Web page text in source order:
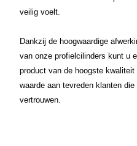
veilig voelt.
Dankzij de hoogwaardige
van onze profielcilinders kunt u
product van de hoogste
waarde aan tevreden klanten
vertrouwen.